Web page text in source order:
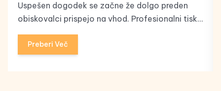
Uspešen dogodek se začne že dolgo preden
obiskovalci prispejo na vhod. Profesionalni tisk...
Preberi Več